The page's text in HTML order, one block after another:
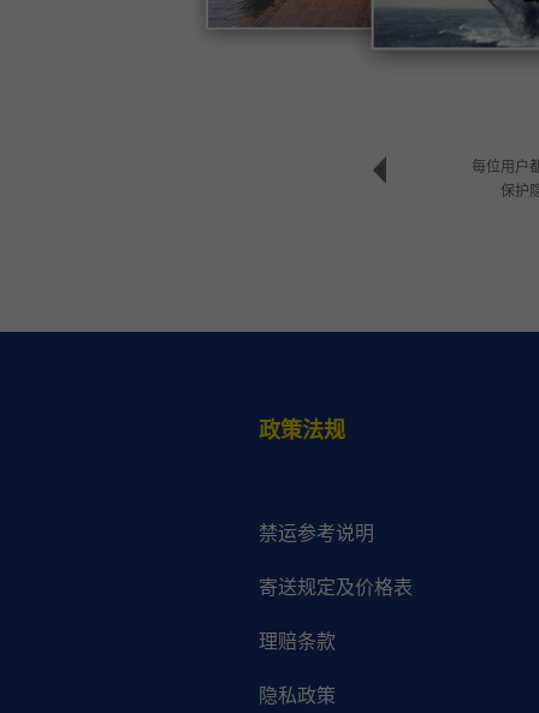
每位用户
保护
政策法规
禁运参考说明
寄送规定及价格表
理赔条款
隐私政策